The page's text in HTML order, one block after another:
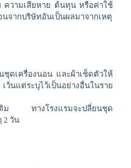
ความเสียหาย ต้นทุน หรือค่าใช้
จากบริษัทอันเป็นผลมาจากเหตุ
ชุดเครื่องนอน และผ้าเช็ดตัวให้
ต่ระบุไว้เป็นอย่างอื่นในราย
ติม ทางโรงแรมจะปลี่ยนชุด
2 วัน